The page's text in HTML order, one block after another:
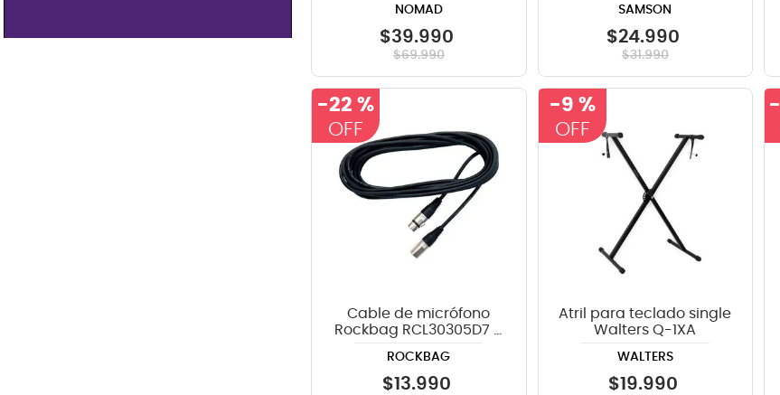
NOMAD
$39.990
$69.990
SAMSON
$24.990
$31.990
-22 %
Cable de micrófono
Rockbag RCL30305D7 5
ROCKBAG
$13.990
-9 %
Atril para teclado single
Walters Q-1XA
WALTERS
$19.990
-